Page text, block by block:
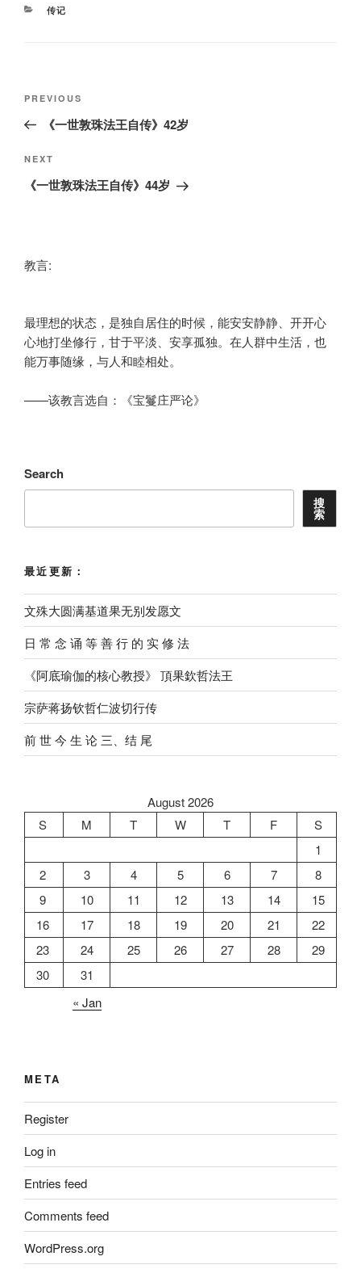
CATEGORIES
传记
Post
Previous
Post
PREVIOUS
《一世敦珠法王自传》42岁
Next
Post
NEXT
《一世敦珠法王自传》44岁
教言:
最理想的状态，是独自居住的时候，能安安静静、开开心
心地打坐修行，甘于平淡、安享孤独。在人群中生活，也
能万事随缘，与人和睦相处。
——该教言选自：《宝鬘庄严论》
Search
搜
索
最近更新：
文殊大圆满基道果无别发愿文
⽇ 常 念 诵 等 善 ⾏ 的 实 修 法
《阿底瑜伽的核心教授》 頂果欽哲法王
宗萨蒋扬钦哲仁波切行传
前 世 今 生 论 三、结 尾
August 2026
S
M T W T F
S
1
2
3 4 5 6 7
8
9
10 11 12 13 14
15
16
17 18 19 20 21
22
23
24 25 26 27 28
29
30
31
« Jan
META
Register
Log in
Entries feed
Comments feed
WordPress.org